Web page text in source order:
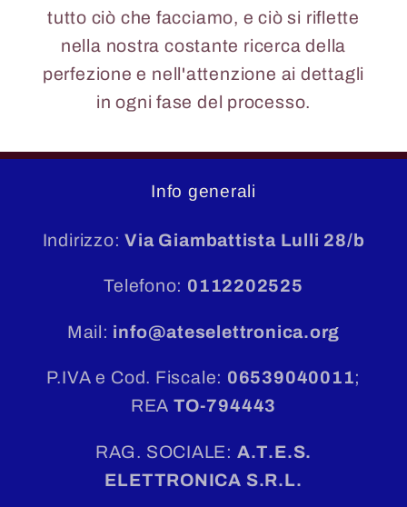
tutto ciò che facciamo, e ciò si riflette
nella nostra costante ricerca della
perfezione e nell'attenzione ai dettagli
in ogni fase del processo.
Info generali
Indirizzo:Via Giambattista Lulli 28/b
Telefono: 0112202525
Mail: info@ateselettronica.org
P.IVA e Cod. Fiscale: 06539040011;
REATO-794443
RAG. SOCIALE: A.T.E.S.
ELETTRONICA S.R.L.